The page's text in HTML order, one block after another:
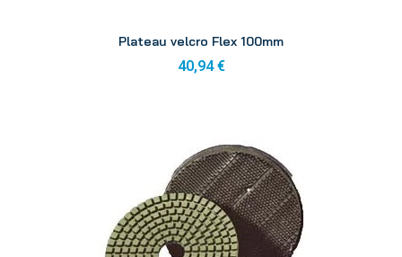
Plateau velcro Flex 100mm
40,94 €